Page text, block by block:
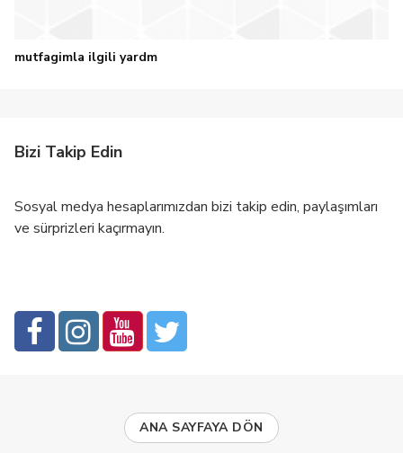
mutfagimla ilgili yardm
Bizi Takip Edin
Sosyal medya hesaplarımızdan bizi takip edin, paylaşımları
ve sürprizleri kaçırmayın.
ANA SAYFAYA DÖN